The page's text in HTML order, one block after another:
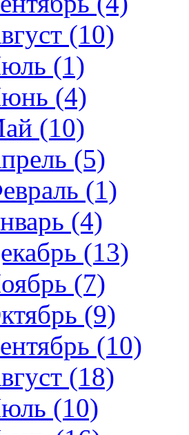
(10)
(1)
(4)
(10)
(5)
(1)
(4)
(13)
(7)
(9)
(10)
(18)
(10)